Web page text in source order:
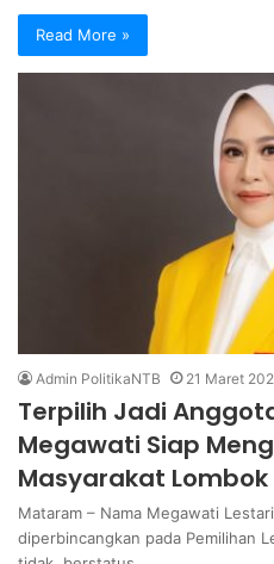
Read More »
Admin PolitikaNTB 21 Maret
Terpilih Jadi Anggota
Megawati Siap
Masyarakat
Mataram – Nama Megawati
diperbincangkan pada Pemilihan